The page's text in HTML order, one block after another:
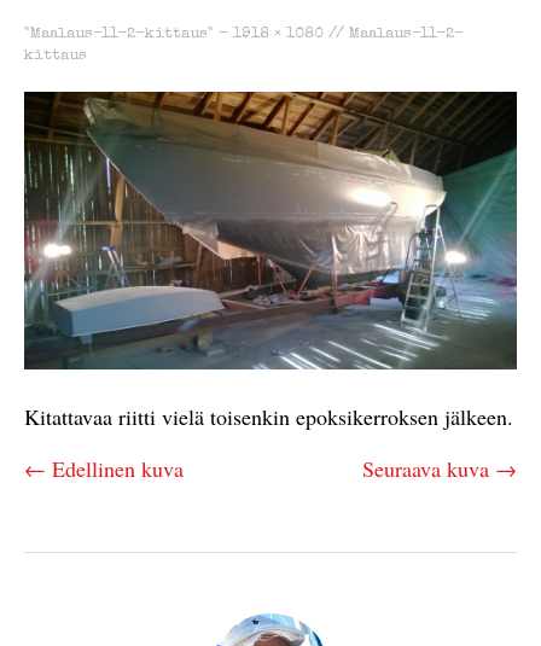
"Maalaus-11-2-kittaus" - 1918 × 1080 // Maalaus-11-2-
kittaus
Kitattavaa riitti vielä toisenkin epoksikerroksen jälkeen.
← Edellinen kuva
Seuraava kuva →